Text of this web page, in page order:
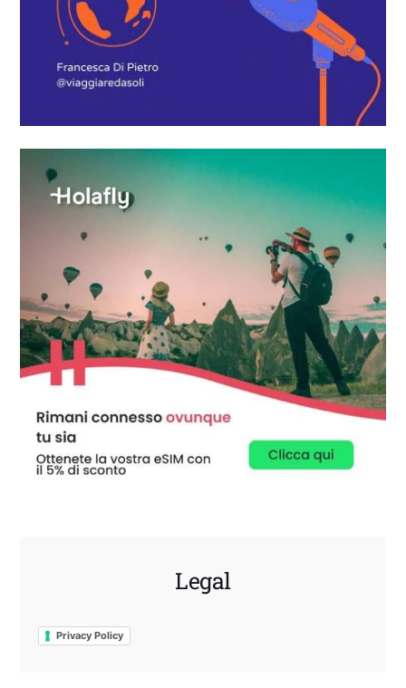
Legal
Privacy Policy